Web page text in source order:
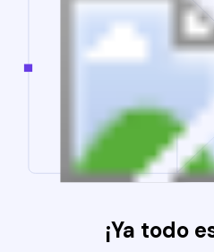
¡Ya todo